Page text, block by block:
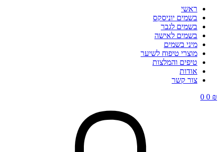
ראשי
בשמים יוניסקס
בשמים לגבר
בשמים לאישה
מיני בשמים
מוצרי טיפוח לשיער
טיפים והמלצות
אודות
צור קשר
0 ₪
0